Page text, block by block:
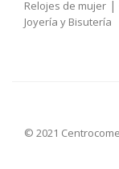
Relojes de mujer |
Joyería y Bisutería
© 2021